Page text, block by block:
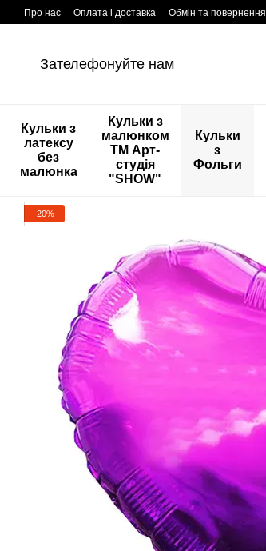
Перейти к основному контенту
Про нас Оплата і доставка Обмін та повернення
Зателефонуйте нам
Кульки з
латексу
без
малюнка
Кульки з
малюнком
ТМ Арт-
студія
"SHOW"
Кульки
з
Фольги
−20%